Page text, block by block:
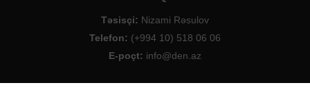
Təsisçi: Nizami Rəsulov
Telefon: (+994 10) 518 06 06
E-poçt: info@den.az